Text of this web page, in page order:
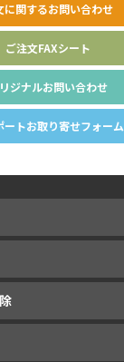
に関するお問い合わせ
ご注文FAXシート
ジナルお問い合わせ
ートお取り寄せフォーム